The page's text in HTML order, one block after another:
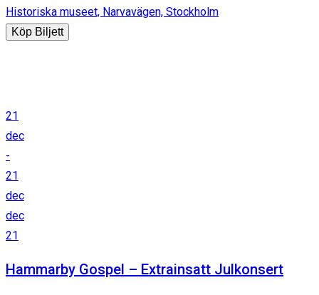
Historiska museet, Narvavägen, Stockholm
Köp Biljett
21
dec
-
21
dec
dec
21
Hammarby Gospel – Extrainsatt Julkonsert